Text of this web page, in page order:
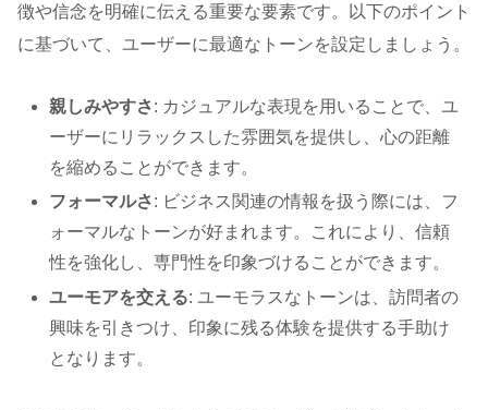
徴や信念を明確に伝える重要な要素です。以下のポイント
に基づいて、ユーザーに最適なトーンを設定しましょう。
親しみやすさ: カジュアルな表現を用いることで、ユ
ーザーにリラックスした雰囲気を提供し、心の距離
を縮めることができます。
フォーマルさ: ビジネス関連の情報を扱う際には、フ
ォーマルなトーンが好まれます。これにより、信頼
性を強化し、専門性を印象づけることができます。
ユーモアを交える: ユーモラスなトーンは、訪問者の
興味を引きつけ、印象に残る体験を提供する手助け
となります。